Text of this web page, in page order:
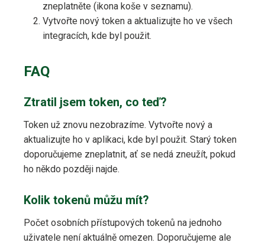
zneplatněte (ikona koše v seznamu).
Vytvořte nový token a aktualizujte ho ve všech
integracích, kde byl použit.
FAQ
Ztratil jsem token, co teď?
Token už znovu nezobrazíme. Vytvořte nový a
aktualizujte ho v aplikaci, kde byl použit. Starý token
doporučujeme zneplatnit, ať se nedá zneužít, pokud
ho někdo později najde.
Kolik tokenů můžu mít?
Počet osobních přístupových tokenů na jednoho
uživatele není aktuálně omezen. Doporučujeme ale